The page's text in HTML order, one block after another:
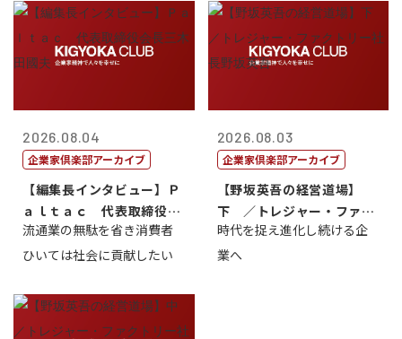
2026.08.04
企業家倶楽部アーカイブ
【編集長インタビュー】Ｐ
ａｌｔａｃ 代表取締役会
長三木田國夫
流通業の無駄を省き消費者
ひいては社会に貢献したい
2026.08.03
企業家倶楽部アーカイブ
【野坂英吾の経営道場】
下 ／トレジャー・ファク
トリー社長野坂...
時代を捉え進化し続ける企
業へ